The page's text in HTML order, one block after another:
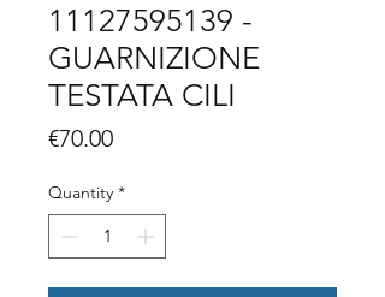
11127595139 -
GUARNIZIONE
TESTATA CILI
€70.00Price
Quantity *